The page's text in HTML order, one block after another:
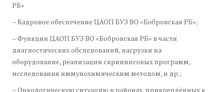
РБ»
– Кадровое обеспечение ЦАОП БУЗ ВО «Бобровская РБ»;
– Функции ЦАОП БУЗ ВО «Бобровская РБ» в части
диагностических обследований, нагрузки на
оборудование, реализации скрининговых программ,
исследования иммунохимическим методом, и др.;
– Онкологическую ситуацию в районах, прикреплённых к